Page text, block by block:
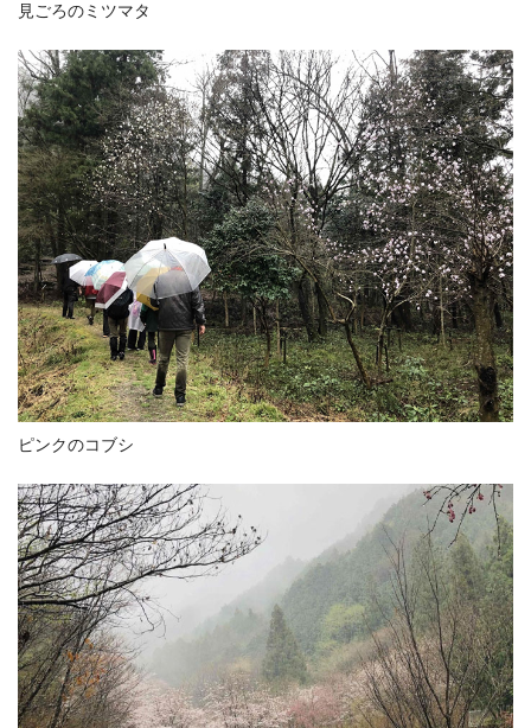
見ごろのミツマタ
ピンクのコブシ